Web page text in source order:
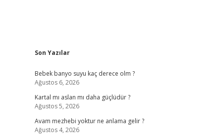
Sidebar
Son Yazılar
Bebek banyo suyu kaç derece olm ?
Ağustos 6, 2026
Kartal mı aslan mı daha güçlüdür ?
Ağustos 5, 2026
Avam mezhebi yoktur ne anlama gelir ?
Ağustos 4, 2026
bahis sitelerivdcasino